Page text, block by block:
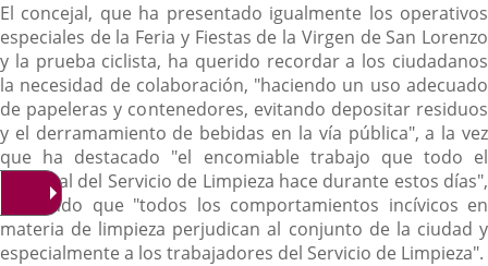
El concejal, que ha presentado igualmente los operativos
especiales de la Feria y Fiestas de la Virgen de San Lorenzo
y la prueba ciclista, ha querido recordar a los ciudadanos
la necesidad de colaboración, "haciendo un uso adecuado
de papeleras y contenedores, evitando depositar residuos
y el derramamiento de bebidas en la vía pública", a la vez
que ha destacado "el encomiable trabajo que todo el
personal del Servicio de Limpieza hace durante estos días",
aclarando que "todos los comportamientos incívicos en
materia de limpieza perjudican al conjunto de la ciudad y
especialmente a los trabajadores del Servicio de Limpieza".